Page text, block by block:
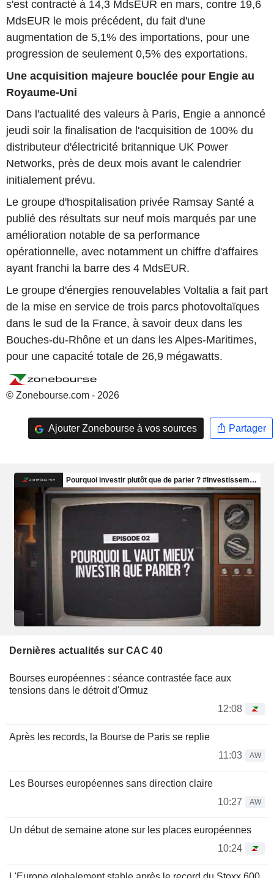
s'est contracté à 14,3 MdsEUR en mars, contre 19,6
MdsEUR le mois précédent, du fait d'une
augmentation de 5,1% des importations, pour une
progression de seulement 0,5% des exportations.
Une acquisition majeure bouclée pour Engie au
Royaume-Uni
Dans l'actualité des valeurs à Paris, Engie a annoncé
jeudi soir la finalisation de l'acquisition de 100% du
distributeur d'électricité britannique UK Power
Networks, près de deux mois avant le calendrier
initialement prévu.
Le groupe d'hospitalisation privée Ramsay Santé a
publié des résultats sur neuf mois marqués par une
amélioration notable de sa performance
opérationnelle, avec notamment un chiffre d'affaires
ayant franchi la barre des 4 MdsEUR.
Le groupe d'énergies renouvelables Voltalia a fait part
de la mise en service de trois parcs photovoltaïques
dans le sud de la France, à savoir deux dans les
Bouches-du-Rhône et un dans les Alpes-Maritimes,
pour une capacité totale de 26,9 mégawatts.
© Zonebourse.com - 2026
Ajouter Zonebourse à vos sources Partager
Dernières actualités sur CAC 40
Bourses européennes : séance contrastée face aux
tensions dans le détroit d'Ormuz
12:08
Après les records, la Bourse de Paris se replie
11:03
AW
Les Bourses européennes sans direction claire
10:27
AW
Un début de semaine atone sur les places européennes
10:24